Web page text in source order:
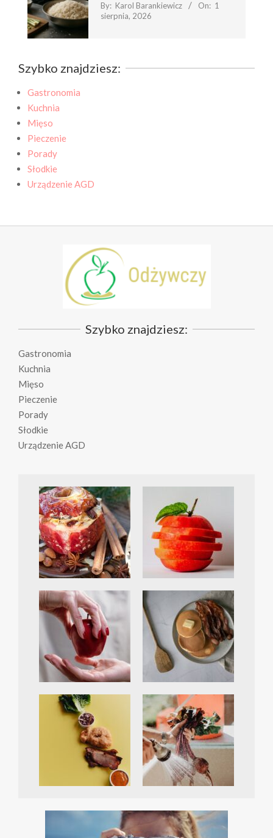
By: Karol Barankiewicz On: 1
sierpnia, 2026
Szybko znajdziesz:
Gastronomia
Kuchnia
Mięso
Pieczenie
Porady
Słodkie
Urządzenie AGD
Szybko znajdziesz:
Gastronomia
Kuchnia
Mięso
Pieczenie
Porady
Słodkie
Urządzenie AGD